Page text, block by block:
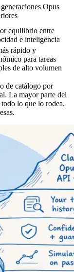
Opus
equilibrio entre
e inteligencia
rápido y
para tareas
de alto volumen
de catálogo por
La mayor parte del
lo que lo rodea.